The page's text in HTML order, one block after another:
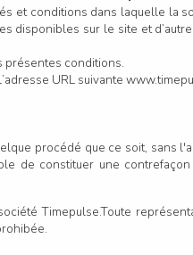
RÉSULTATS
et conditions dans laquelle la
disponibles sur le site et
présentes conditions.
URL suivante
procédé que ce soit, sans
de constituer une
Timepulse.Toute